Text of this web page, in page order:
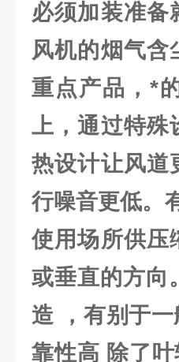
必须加装准备
风机的烟气含
重点产品，*
上，通过特殊
热设计让风道
行噪音更低。
使用场所供压
或垂直的方向
造 ，有别于
靠性高 除了